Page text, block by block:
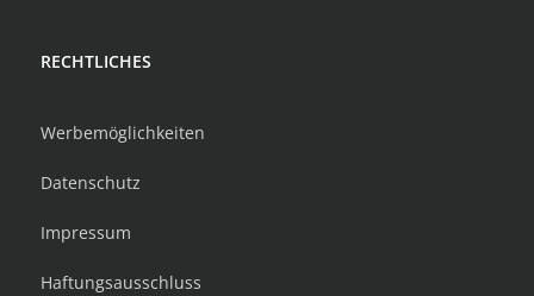
RECHTLICHES
Werbemöglichkeiten
Datenschutz
Impressum
Haftungsausschluss